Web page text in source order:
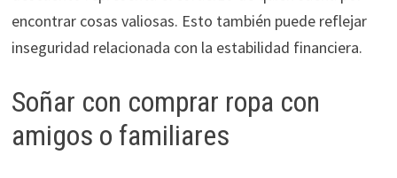
encontrar cosas valiosas. Esto también puede reflejar
inseguridad relacionada con la estabilidad financiera.
Soñar con comprar ropa con
amigos o familiares